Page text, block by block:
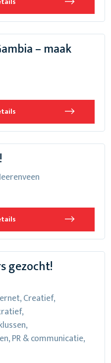
– maak
gezocht!
Creatief,
PR & communicatie,